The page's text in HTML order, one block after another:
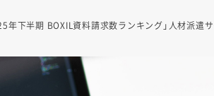
年下半期 BOXIL資料請求数ランキング」人材派遣